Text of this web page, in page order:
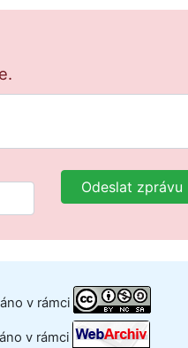
Odeslat zprávu
v rámci
v rámci